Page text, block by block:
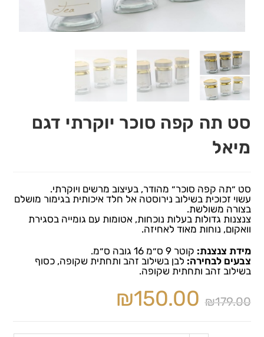
סט תה קפה סוכר יוקרתי דגם
מיאל
סט ״תה קפה סוכר״ מהודר, בעיצוב מרשים ויוקרתי.
עשוי זכוכית בשילוב נירוסטה אל חלד איכותית בגימור מושלם
בצורה משולשת.
צנצנות גדולות בעלות נוכחות, אטומות עם גומייה בסגירת
וואקום, נוחות מאוד לאחיזה.
מידת צנצנת: קוטר 9 ס״מ 16 גובה ס״מ.
צבעים לבחירה: לבן בשילוב זהב ותחתית שקופה, כסוף
בשילוב זהב ותחתית שקופה.
₪179.00
₪150.00